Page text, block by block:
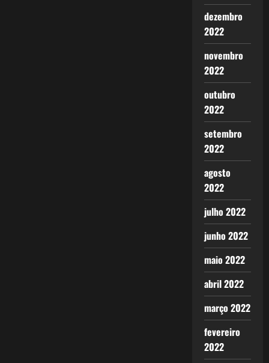
dezembro
2022
novembro
2022
outubro
2022
setembro
2022
agosto
2022
julho 2022
junho 2022
maio 2022
abril 2022
março 2022
fevereiro
2022